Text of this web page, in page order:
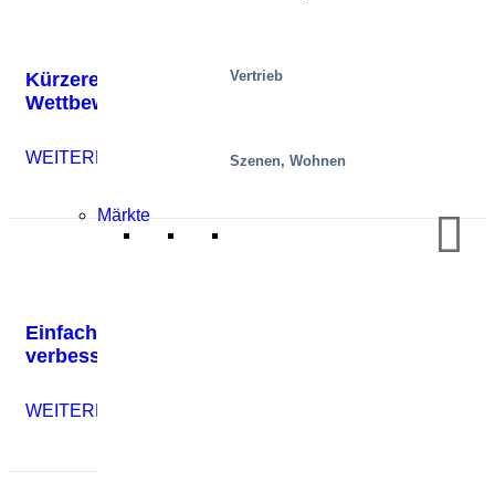
Vertrieb
Szenen, Wohnen
Märkte
Kürzere Lieferzeiten und höhere
Wettbewerbsfähigkeit für USM
WEITERLESEN
Einfaches und sicheres Entladen von Paletten
verbessert die Ergonomie bei Aritco
WEITERLESEN